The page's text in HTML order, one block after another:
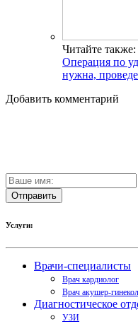
Читайте также:
Операция по
нужна,
Добавить комментарий
Услуги:
Врачи-специалисты
Врач кардиолог
Врач акушер-
Диагностическое
УЗИ